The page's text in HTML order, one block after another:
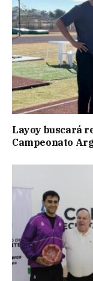
Layoy buscará
Campeonato